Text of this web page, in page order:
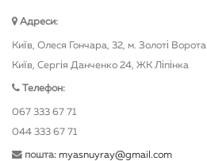
Адреси:
Київ, Олеся Гончара, 32, м. Золоті Ворота
Київ, Сергія Данченко 24, ЖК Ліпінка
Телефон:
067 333 67 71
044 333 67 71
пошта: myasnuyray@gmail.com